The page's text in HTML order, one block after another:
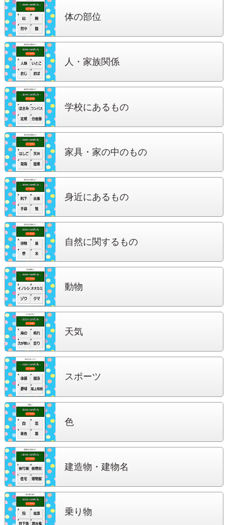
体の部位
人・家族関係
学校にある もの
家具・家の中のもの
身近にある もの
自然に関する もの
動物
天気
スポーツ
色
建造物・建物名
乗り物